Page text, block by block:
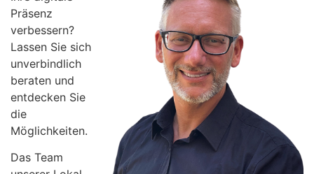
Präsenz
verbessern?
Lassen Sie sich
unverbindlich
beraten und
entdecken Sie
die
Möglichkeiten.
Das Team